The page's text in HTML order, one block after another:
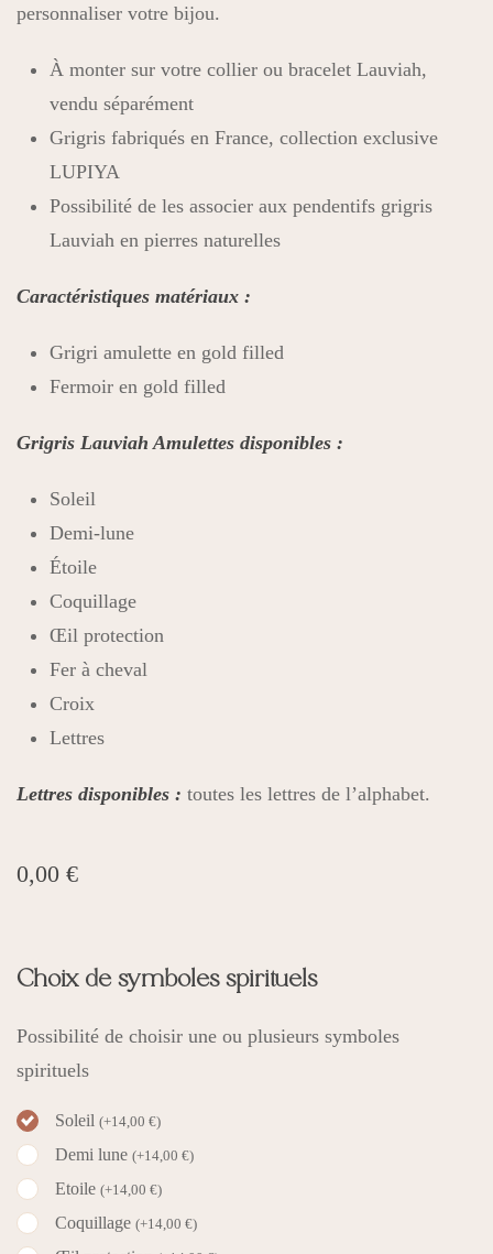
personnaliser votre bijou.
À monter sur votre collier ou bracelet Lauviah,
vendu séparément
Grigris fabriqués en France, collection exclusive
LUPIYA
Possibilité de les associer aux pendentifs grigris
Lauviah en pierres naturelles
Caractéristiques matériaux :
Grigri amulette en gold filled
Fermoir en gold filled
Grigris Lauviah Amulettes disponibles :
Soleil
Demi-lune
Étoile
Coquillage
Œil protection
Fer à cheval
Croix
Lettres
Lettres disponibles : toutes les lettres de l’alphabet.
0,00 €
Choix de symboles spirituels
Possibilité de choisir une ou plusieurs symboles
spirituels
Soleil (+14,00 €)
Demi lune (+14,00 €)
Etoile (+14,00 €)
Coquillage (+14,00 €)